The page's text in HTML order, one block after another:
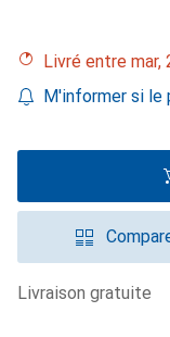
Livré entre
M'informer si
livraison gratuite